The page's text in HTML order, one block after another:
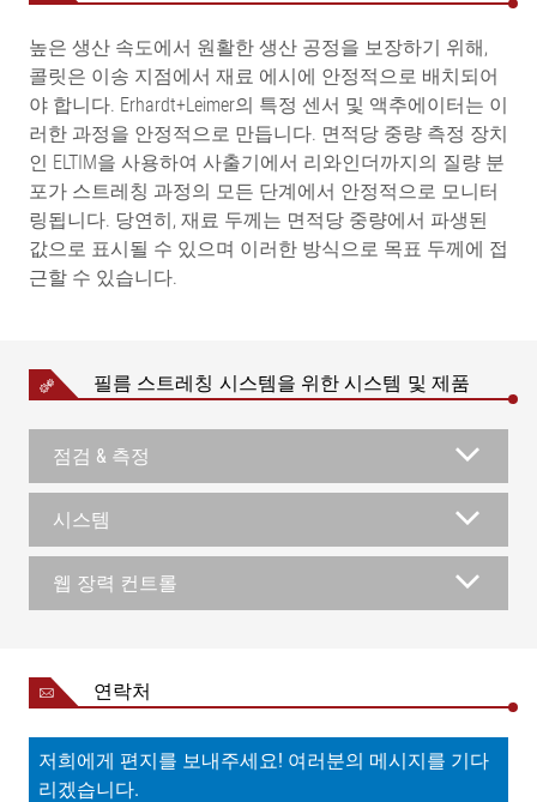
높은 생산 속도에서 원활한 생산 공정을 보장하기 위해,
콜릿은 이송 지점에서 재료 에시에 안정적으로 배치되어
야 합니다. Erhardt+Leimer의 특정 센서 및 액추에이터는 이
러한 과정을 안정적으로 만듭니다. 면적당 중량 측정 장치
인 ELTIM을 사용하여 사출기에서 리와인더까지의 질량 분
포가 스트레칭 과정의 모든 단계에서 안정적으로 모니터
링됩니다. 당연히, 재료 두께는 면적당 중량에서 파생된
값으로 표시될 수 있으며 이러한 방식으로 목표 두께에 접
근할 수 있습니다.
필름 스트레칭 시스템을 위한 시스템 및 제품
점검 & 측정
시스템
웹 장력 컨트롤
연락처
저희에게 편지를 보내주세요! 여러분의 메시지를 기다
리겠습니다.